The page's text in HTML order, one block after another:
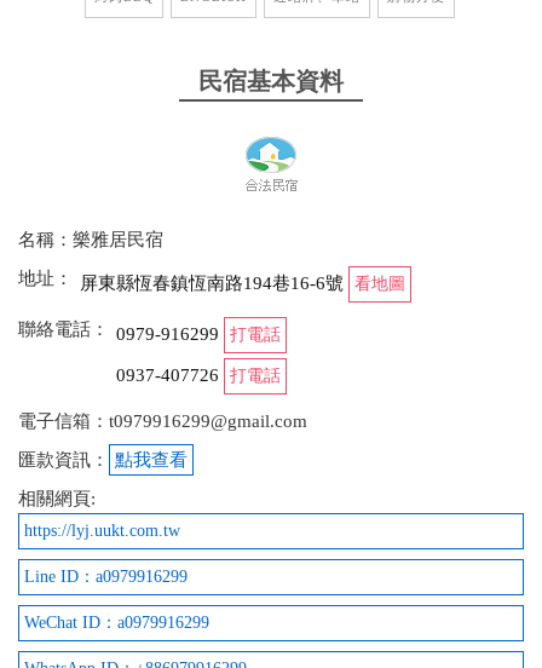
民宿基本資料
名稱：樂雅居民宿
地址：
屏東縣恆春鎮恆南路194巷16-6號 看地圖
聯絡電話： 0979-916299 打電話
0937-407726 打電話
電子信箱：t0979916299@gmail.com
匯款資訊：
點我查看
相關網頁:
https://lyj.uukt.com.tw
Line ID：a0979916299
WeChat ID：a0979916299